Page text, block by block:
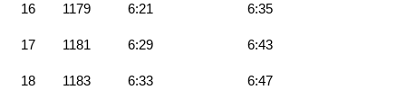
16 1179 6:21 6:35
17 1181 6:29 6:43
18 1183 6:33 6:47